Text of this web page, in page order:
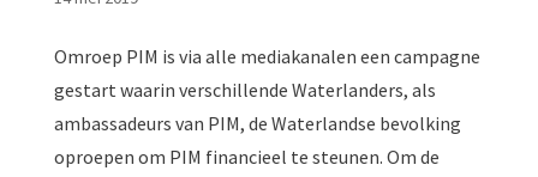
Omroep PIM is via alle mediakanalen een campagne
gestart waarin verschillende Waterlanders, als
ambassadeurs van PIM, de Waterlandse bevolking
oproepen om PIM financieel te steunen. Om de